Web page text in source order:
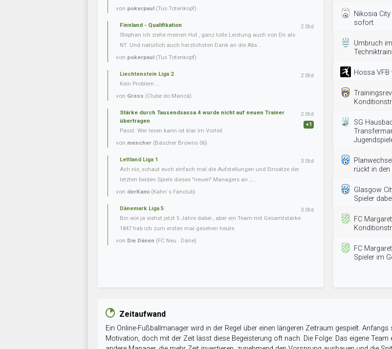
von pokerpaul (Tus Totenkopf)
Finnland - Qualifikation
Stephan ich ziehe meinen Hut , ganz tolle Leistung auch von Dir als
NT. Und natürlich auch herzlichsten Dank an die Abs...
von pokerpaul (Tus Totenkopf)
2 Std
Liechtenstein Liga 2
Kein Problem …
von Gress (Clube do Maricá)
2 Std
Stärke durch Tausendsassa 4 wurde nicht auf neuen Trainer
übertragen
Passt. Wer lesen kann ist klar im Vorteil
von mencher (Bäscher Browns 06)
2 Std
+1
Lettland Liga 1
Ach nix, schaut euch einfach mal die Aufstellungen und Einsätze der
letzten beiden Spiele dieses "neuen" Managers an. ;...
von derKami (Kahn´s Fanclub)
3 Std
Dänemark Liga 5
Bin wie ja siehst jetzt 5 Jahre dabei , aber ein Team mit Gesamtstärke
1847 hab ich zum ersten mal gesehen heute.
von Die Dänen (FC Neu . Däne)
3 Std
Nikosia
sofort.
Umbruch
Hossa VFB
SG
rückt in den
Glasgow
Spieler
FC
FC
Spieler im
Zeitaufwand
Ein Online-Fußballmanager wird in der Regel über einen längeren Zeitraum gespielt.
Motivation, doch mit der Zeit lässt diese Begeisterung oft nach. Die Folge: Das eigene